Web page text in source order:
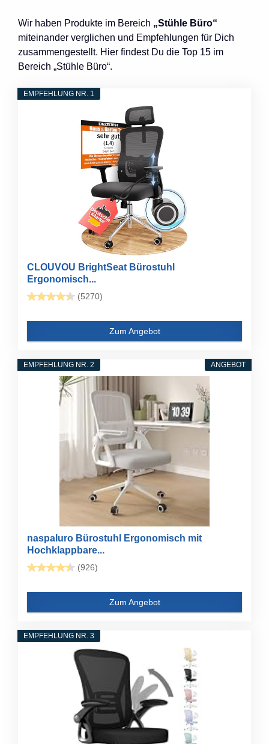
Wir haben Produkte im Bereich „Stühle Büro“
miteinander verglichen und Empfehlungen für Dich
zusammengestellt. Hier findest Du die Top 15 im
Bereich „Stühle Büro“.
EMPFEHLUNG NR. 1
CLOUVOU BrightSeat Bürostuhl
Ergonomisch...
(5270)
Zum Angebot
ANGEBOT
EMPFEHLUNG NR. 2
naspaluro Bürostuhl Ergonomisch mit
Hochklappbare...
(926)
Zum Angebot
EMPFEHLUNG NR. 3